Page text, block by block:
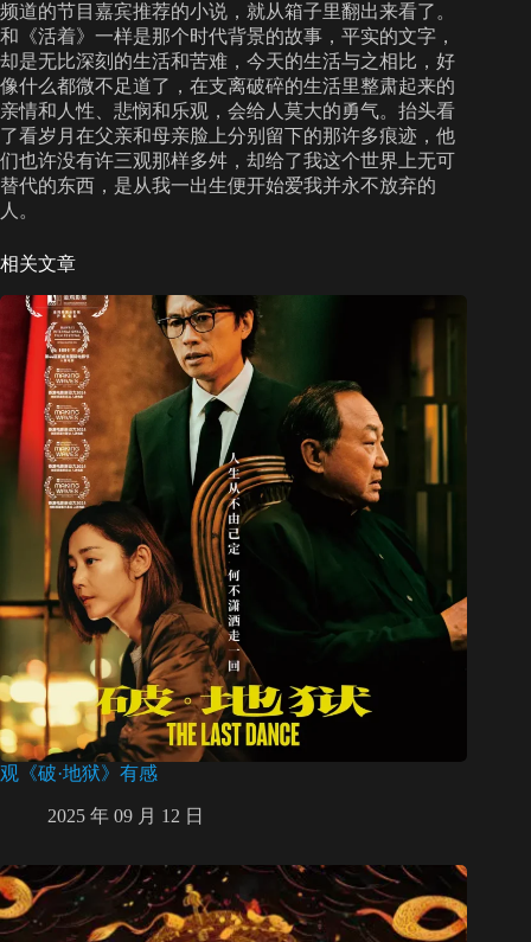
频道的节目嘉宾推荐的小说，就从箱子里翻出来看了。
和《活着》一样是那个时代背景的故事，平实的文字，
却是无比深刻的生活和苦难，今天的生活与之相比，好
像什么都微不足道了，在支离破碎的生活里整肃起来的
亲情和人性、悲悯和乐观，会给人莫大的勇气。抬头看
了看岁月在父亲和母亲脸上分别留下的那许多痕迹，他
们也许没有许三观那样多舛，却给了我这个世界上无可
替代的东西，是从我一出生便开始爱我并永不放弃的
人。
相关文章
观《破·地狱》有感
2025 年 09 月 12 日